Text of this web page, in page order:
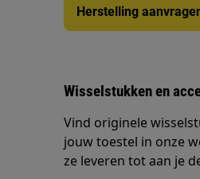
Herstelling
Wisselstukken en
Vind originele
jouw toestel in onze
ze leveren tot aan je